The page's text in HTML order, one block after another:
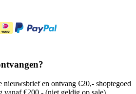
en ontvang €20,- shoptegoed
vanaf €200,- (niet geldig op sale)